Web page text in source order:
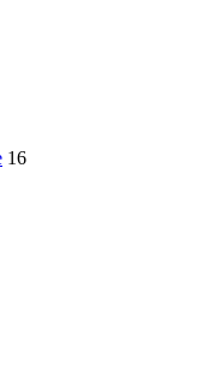
16